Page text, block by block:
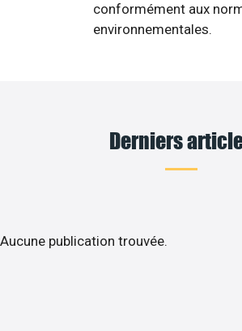
conformément aux
environnementales.
Derniers
Aucune publication trouvée.